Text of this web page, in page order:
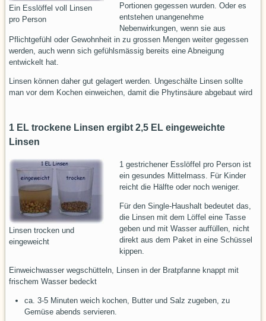
Ein Esslöffel voll Linsen
pro Person
Portionen gegessen wurden. Oder es
entstehen unangenehme
Nebenwirkungen, wenn sie aus
Pflichtgefühl oder Gewohnheit in zu grossen Mengen weiter gegessen
werden, auch wenn sich gefühlsmässig bereits eine Abneigung
entwickelt hat.
Linsen können daher gut gelagert werden. Ungeschälte Linsen sollte
man vor dem Kochen einweichen, damit die Phytinsäure abgebaut wird
1 EL trockene Linsen ergibt 2,5 EL eingeweichte
Linsen
Linsen trocken und
eingeweicht
1 gestrichener Esslöffel pro Person ist
ein gesundes Mittelmass. Für Kinder
reicht die Hälfte oder noch weniger.
Für den Single-Haushalt bedeutet das,
die Linsen mit dem Löffel eine Tasse
geben und mit Wasser auffüllen, nicht
direkt aus dem Paket in eine Schüssel
kippen.
Einweichwasser wegschütteln, Linsen in der Bratpfanne knappt mit
frischem Wasser bedeckt
ca. 3-5 Minuten weich kochen, Butter und Salz zugeben, zu
Gemüse abendsservieren.